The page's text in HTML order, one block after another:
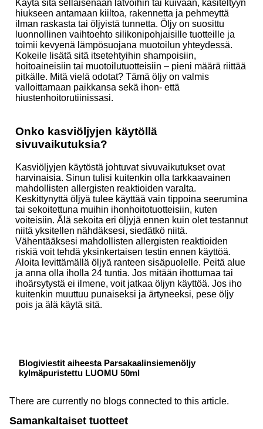
Käytä sitä sellaisenaan latvoihin tai kuivaan, käsiteltyyn
hiukseen antamaan kiiltoa, rakennetta ja pehmeyttä
ilman raskasta tai öljyistä tunnetta. Öljy on suosittu
luonnollinen vaihtoehto silikonipohjaisille tuotteille ja
toimii kevyenä lämpösuojana muotoilun yhteydessä.
Kokeile lisätä sitä itsetehtyihin shampoisiin,
hoitoaineisiin tai muotoilutuotteisiin – pieni määrä riittää
pitkälle. Mitä vielä odotat? Tämä öljy on valmis
valloittamaan paikkansa sekä ihon- että
hiustenhoitorutiinissasi.
Onko kasviöljyjen käytöllä
sivuvaikutuksia?
Kasviöljyjen käytöstä johtuvat sivuvaikutukset ovat
harvinaisia. Sinun tulisi kuitenkin olla tarkkaavainen
mahdollisten allergisten reaktioiden varalta.
Keskittynyttä öljyä tulee käyttää vain tippoina seerumina
tai sekoitettuna muihin ihonhoitotuotteisiin, kuten
voiteisiin. Älä sekoita eri öljyjä ennen kuin olet testannut
niitä yksitellen nähdäksesi, siedätkö niitä.
Vähentääksesi mahdollisten allergisten reaktioiden
riskiä voit tehdä yksinkertaisen testin ennen käyttöä.
Aloita levittämällä öljyä ranteen sisäpuolelle. Peitä alue
ja anna olla iholla 24 tuntia. Jos mitään ihottumaa tai
ihoärsytystä ei ilmene, voit jatkaa öljyn käyttöä. Jos iho
kuitenkin muuttuu punaiseksi ja ärtyneeksi, pese öljy
pois ja älä käytä sitä.
Blogiviestit aiheesta Parsakaalinsiemenöljy
kylmäpuristettu LUOMU 50ml
There are currently no blogs connected to this article.
Samankaltaiset tuotteet